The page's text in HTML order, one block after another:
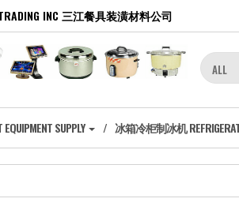
INC 三江餐具装潢材料公司
SUPPLY 冰箱冷柜制冰机